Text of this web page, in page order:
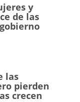
y
de las
las
pierden
crecen